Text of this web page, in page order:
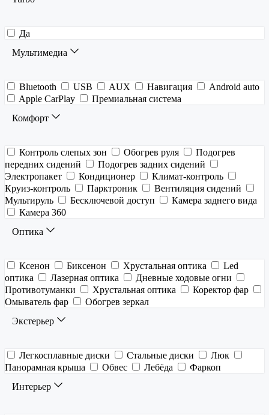
Да
Мультимедиа
Bluetooth USB AUX Навигация
Android auto
Apple CarPlay
Премиальная система
Комфорт
Контроль слепых зон Обогрев руля
Подогрев
передних сидений
Подогрев задних сидений
Электропакет
Кондиционер
Климат-контроль
Круиз-контроль
Парктроник
Вентиляция сидений
Мультируль
Бесключевой доступ
Камера заднего вида
Камера 360
Оптика
Ксенон Биксенон Хрустальная оптика
Led
оптика
Лазерная оптика
Дневные ходовые огни
Противотуманки
Хрустальная оптика
Коректор фар
Омыватель фар
Обогрев зеркал
Экстерьер
Легкосплавные диски Стальные диски
Люк
Панорамная крыша
Обвес Лебёда
Фаркоп
Интерьер